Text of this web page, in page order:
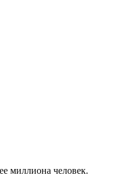
миллиона человек.